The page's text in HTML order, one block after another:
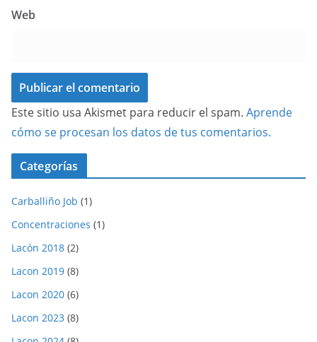
Web
Este sitio usa Akismet para reducir el spam. Aprende
cómo se procesan los datos de tus comentarios.
Categorías
Carballiño Job (1)
Concentraciones (1)
Lacón 2018 (2)
Lacon 2019 (8)
Lacon 2020 (6)
Lacon 2023 (8)